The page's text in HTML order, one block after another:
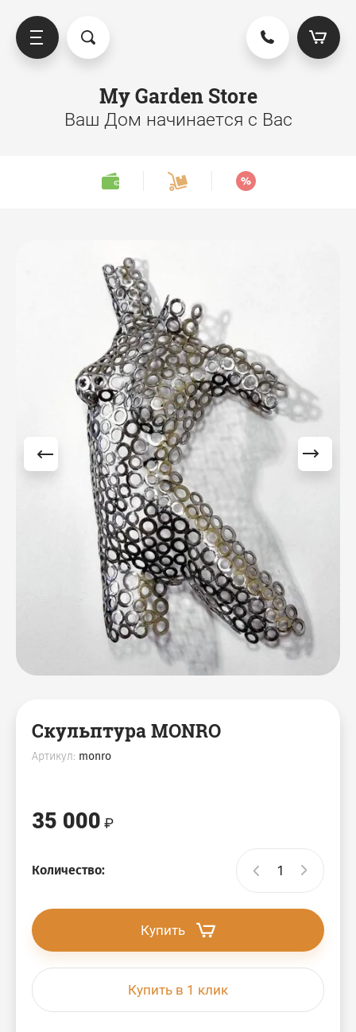
My Garden Store
Ваш Дом начинается с Вас
Скульптура MONRO
Артикул: monro
35 000
Количество:
Купить
Купить в 1 клик